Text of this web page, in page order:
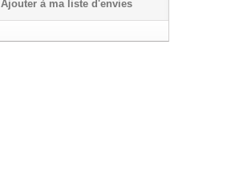
Ajouter à ma liste d'envies